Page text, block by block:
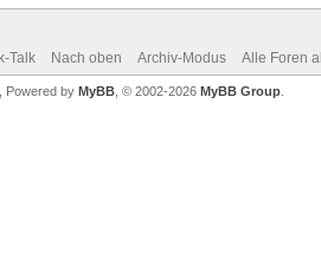
Talk Nach oben Archiv-Modus Alle Foren
, Powered by MyBB , © 2002-2026 MyBB Group